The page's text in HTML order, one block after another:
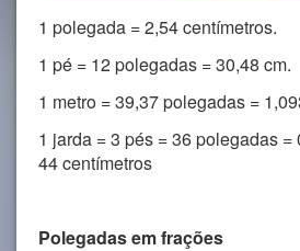
1 polegada = 2,54 centímetros.
1 pé = 12 polegadas = 30,48 cm.
1 metro = 39,37 polegadas =
1 jarda = 3 pés = 36 polegadas =
44 centímetros
Polegadas em frações